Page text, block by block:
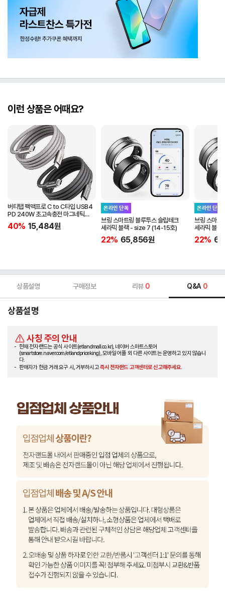
이런 상품은 어때요?
버티탭 팩맥프로 C to C타입 USB4
PD 240W 초고속충전 마그네틱
케이블 1m
40% 15,484원
온라인 단독
브링 스마트링 블루투스 슬립테크
세라믹 블랙 - size 7 (14-15호)
22% 65,856원
온라인 단독
브링 스마트
세라믹 블
22%
상품설명 구매정보 리뷰 0 Q&A 0
상품설명
사칭 주의 안내
현재 전자랜드는 공식 사이트(etlandmall.co.kr), 네이버 스마트스토어
(smartstore.naver.com/etlandpriceking), 모바일 어플 외 다른 사이트는 운영하고 있지 않습니
다.
판매자가 현금 거래 요구 시, 거부하시고즉시 전자랜드 고객센터로 신고해주세요.